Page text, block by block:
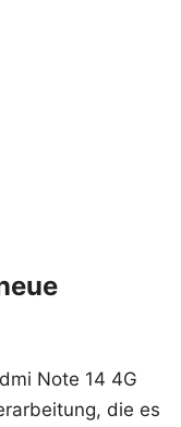
Note 14 4G
die es